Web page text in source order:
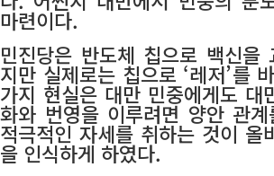
마련이다.
민진당은 반도체 칩으로 백신을
지만 실제로는 칩으로 ‘레저’를
가지 현실은 대만 민중에게도대
화와 번영을 이루려면 양안 관계
적극적인 자세를 취하는 것이 올
을 인식하게 하였다.